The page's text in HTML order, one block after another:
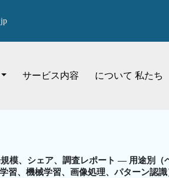
サービス内容 について 私たち
模、シェア、調査レポート — 用途別（
習、機械学習、画像処理、パターン認識